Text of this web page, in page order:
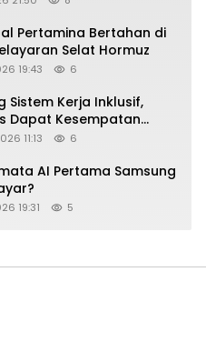
Pertamina Bertahan di
Selat Hormuz
19:43 6
Sistem Kerja Inklusif,
Dapat Kesempatan
11:13 6
AI Pertama Samsung
19:31 5